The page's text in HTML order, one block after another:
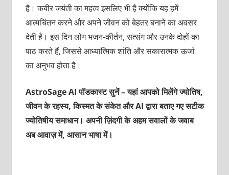
है। कबीर जयंती का महत्व इसलिए भी है क्योंकि यह हमें
आत्मचिंतन करने और अपने जीवन को बेहतर बनाने का अवसर
देती है। इस दिन लोग भजन-कीर्तन, सत्संग और उनके दोहों का
पाठ करते हैं, जिससे आध्यात्मिक शांति और सकारात्मक ऊर्जा
का अनुभव होता है।
AstroSage AI पॉडकास्ट सुनें – यहां आपको मिलेंगे ज्योतिष,
जीवन के रहस्य, किस्मत के संकेत और AI द्वारा बताए गए सटीक
ज्योतिषीय समाधान। अपनी ज़िंदगी के अहम सवालों के जवाब
अब आवाज़ में, आसान भाषा में।